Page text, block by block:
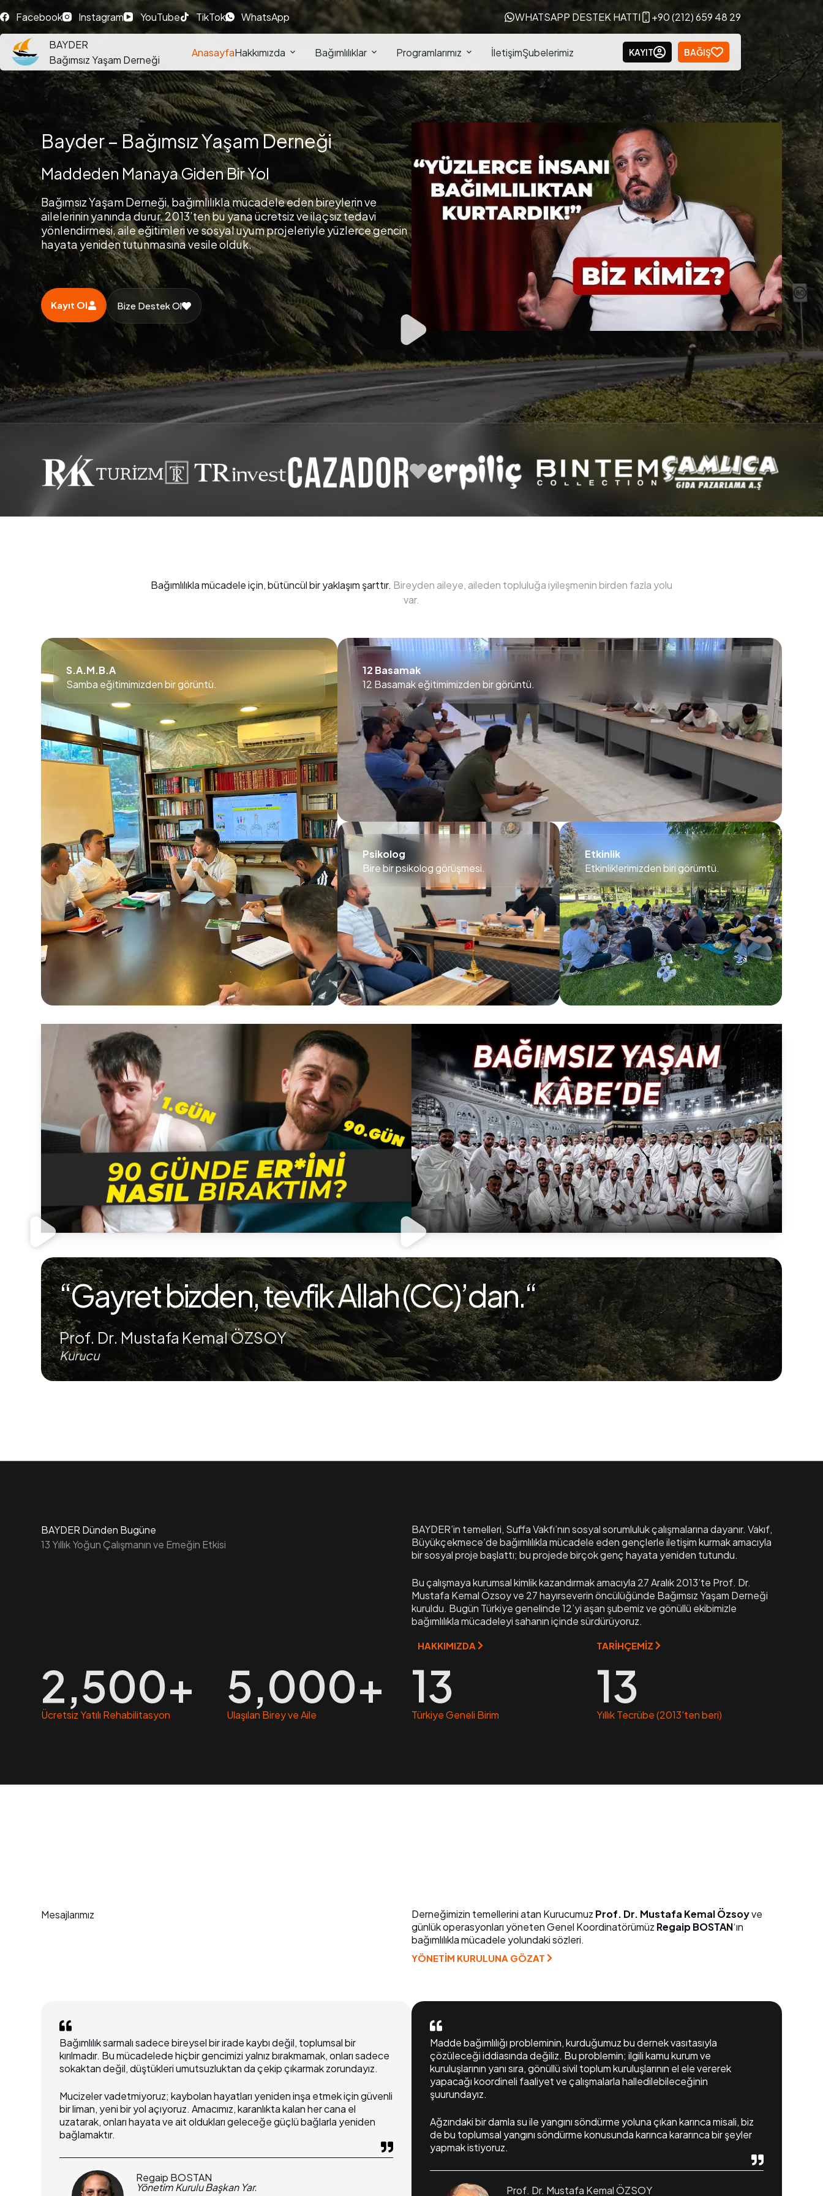
Facebook Instagram YouTube TikTok WhatsApp WHATSAPP DESTEK HATTI +90 (212) 659 48 29
BAYDER
Bağımsız Yaşam Derneği
AnasayfaHakkımızda Bağımlılıklar Programlarımız İletişimŞubelerimiz KAYIT BAĞIŞ
Bayder – Bağımsız Yaşam Derneği
Maddeden Manaya Giden Bir Yol
Bağımsız Yaşam Derneği, bağımlılıkla mücadele eden bireylerin ve
ailelerinin yanında durur. 2013’ten bu yana ücretsiz ve ilaçsız tedavi
yönlendirmesi, aile eğitimleri ve sosyal uyum projeleriyle yüzlerce gencin
hayata yeniden tutunmasına vesile olduk.
Kayıt Ol Bize Destek Ol
Bağımlılıkla mücadele için, bütüncül bir yaklaşım şarttır. Bireyden aileye, aileden topluluğa iyileşmenin birden fazla yolu
var.
S.A.M.B.A
Samba eğitimimizden bir görüntü.
12 Basamak
12 Basamak eğitimimizden bir görüntü.
Psikolog
Bire bir psikolog görüşmesi.
Etkinlik
Etkinliklerimizden biri görümtü.
“Gayret bizden, tevfik Allah (CC)’dan.“
Prof. Dr. Mustafa Kemal ÖZSOY
Kurucu
BAYDER Dünden Bugüne
13 Yıllık Yoğun Çalışmanın ve Emeğin Etkisi
BAYDER’in temelleri, Suffa Vakfı’nın sosyal sorumluluk çalışmalarına dayanır. Vakıf,
Büyükçekmece’de bağımlılıkla mücadele eden gençlerle iletişim kurmak amacıyla
bir sosyal proje başlattı; bu projede birçok genç hayata yeniden tutundu.
Bu çalışmaya kurumsal kimlik kazandırmak amacıyla 27 Aralık 2013’te Prof. Dr.
Mustafa Kemal Özsoy ve 27 hayırseverin öncülüğünde Bağımsız Yaşam Derneği
kuruldu. Bugün Türkiye genelinde 12’yi aşan şubemiz ve gönüllü ekibimizle
bağımlılıkla mücadeleyi sahanın içinde sürdürüyoruz.
HAKKIMIZDA TARİHÇEMİZ
Ücretsiz Yatılı Rehabilitasyon
2,500+
Ulaşılan Birey ve Aile
5,000+
Türkiye Geneli Birim
13
Yıllık Tecrübe (2013'ten beri)
13
Mesajlarımız Derneğimizin temellerini atan Kurucumuz Prof. Dr. Mustafa Kemal Özsoyve
günlük operasyonları yöneten Genel Koordinatörümüz Regaip BOSTAN‘ın
bağımlılıkla mücadele yolundaki sözleri.
YÖNETİM KURULUNA GÖZAT
Bağımlılık sarmalı sadece bireysel bir irade kaybı değil, toplumsal bir
kırılmadır. Bu mücadelede hiçbir gencimizi yalnız bırakmamak, onları sadece
sokaktan değil, düştükleri umutsuzluktan da çekip çıkarmak zorundayız.
Mucizeler vadetmiyoruz; kaybolan hayatları yeniden inşa etmek için güvenli
bir liman, yeni bir yol açıyoruz. Amacımız, karanlıkta kalan her cana el
uzatarak, onları hayata ve ait oldukları geleceğe güçlü bağlarla yeniden
bağlamaktır.
Regaip BOSTAN
Yönetim Kurulu Başkan Yar.
Madde bağımlılığı probleminin, kurduğumuz bu dernek vasıtasıyla
çözüleceği iddiasında değiliz. Bu problemin; ilgili kamu kurum ve
kuruluşlarının yanı sıra, gönüllü sivil toplum kuruluşlarının el ele vererek
yapacağı koordineli faaliyet ve çalışmalarla halledilebileceğinin
şuurundayız.
Ağzındaki bir damla su ile yangını söndürme yoluna çıkan karınca misali, biz
de bu toplumsal yangını söndürme konusunda karınca kararınca bir şeyler
yapmak istiyoruz.
Prof. Dr. Mustafa Kemal ÖZSOY